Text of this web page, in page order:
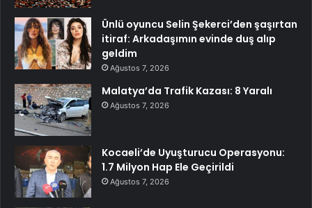
Ünlü oyuncu Selin Şekerci’den şaşırtan
itiraf: Arkadaşımın evinde duş alıp
geldim
Ağustos 7, 2026
Malatya’da Trafik Kazası: 8 Yaralı
Ağustos 7, 2026
Kocaeli’de Uyuşturucu Operasyonu:
1.7 Milyon Hap Ele Geçirildi
Ağustos 7, 2026